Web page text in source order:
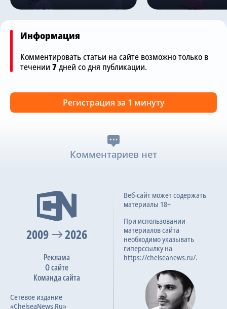
Информация
Комментировать статьи на сайте возможно только в
течении 7дней со дня публикации.
Регистрация за 1 минуту
Комментариев нет
2009 2026
Реклама
О сайте
Команда сайта
Сетевое издание
«ChelseaNews.Ru»
Веб-сайт может содержать
материалы 18+
При использовании
материалов сайта
необходимо указывать
гиперссылку на
https://chelseanews.ru/.